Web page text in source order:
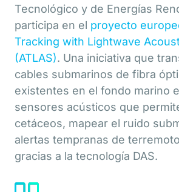
Tecnológico y de Energías
participa en el proyecto
Tracking with Lightwave
(ATLAS). Una iniciativa que
cables submarinos de fibra
existentes en el fondo marino
sensores acústicos que
cetáceos, mapear el ruido
alertas tempranas de
gracias a la tecnología DAS.